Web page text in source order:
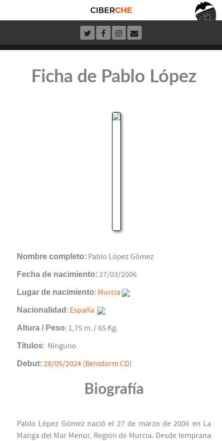
Ficha de Pablo López
Nombre completo: Pablo López Gómez
Fecha de nacimiento: 27/03/2006
Lugar de nacimiento: Murcia
Nacionalidad : España
Altura / Peso: 1,75 m. / 65 Kg.
Títulos: Ninguno
Debut: 28/05/2024 (Benidorm CD)
Biografía
Pablo López Gómez nació el 27 de marzo de 2006 en La
Manga del Mar Menor, Región de Murcia. Desde temprana